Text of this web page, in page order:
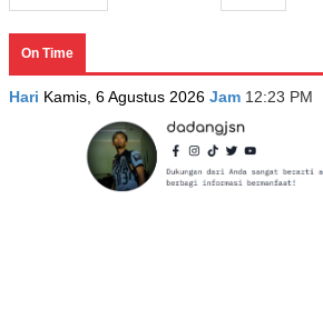
On Time
Hari Kamis, 6 Agustus 2026 Jam 12:23 PM